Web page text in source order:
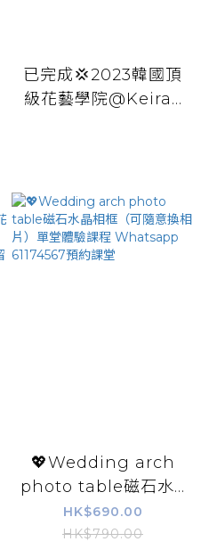
已完成💢2023韓國頂
級花藝學院@Keira...
💖Wedding arch
photo table磁石水...
HK$690.00
HK$790.00